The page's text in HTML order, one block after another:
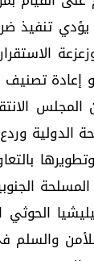
يؤدي
إعادة تصنيف
الدولية
وتطويرها
الحوثي
والسلم